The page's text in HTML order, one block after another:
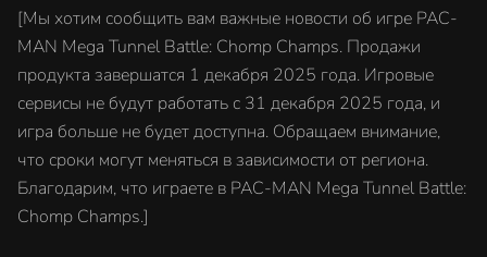
[Мы хотим сообщить вам важные новости об игре PAC-
MAN Mega Tunnel Battle: Chomp Champs. Продажи
продукта завершатся 1 декабря 2025 года. Игровые
сервисы не будут работать с 31 декабря 2025 года, и
игра больше не будет доступна. Обращаем внимание,
что сроки могут меняться в зависимости от региона.
Благодарим, что играете в PAC-MAN Mega Tunnel Battle:
Chomp Champs.]